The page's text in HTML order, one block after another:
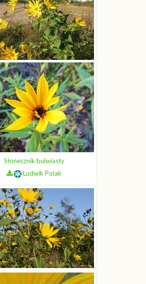
Ludwik Polak
Słonecznik bulwiasty
Ludwik Polak
Słonecznik bulwiasty
Ludwik Polak
Słonecznik bulwiasty